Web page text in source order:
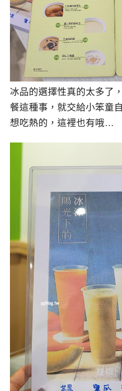
冰品的選擇性真的太多了
餐這種事，就交給小笨童
想吃熱的，這裡也有哦…